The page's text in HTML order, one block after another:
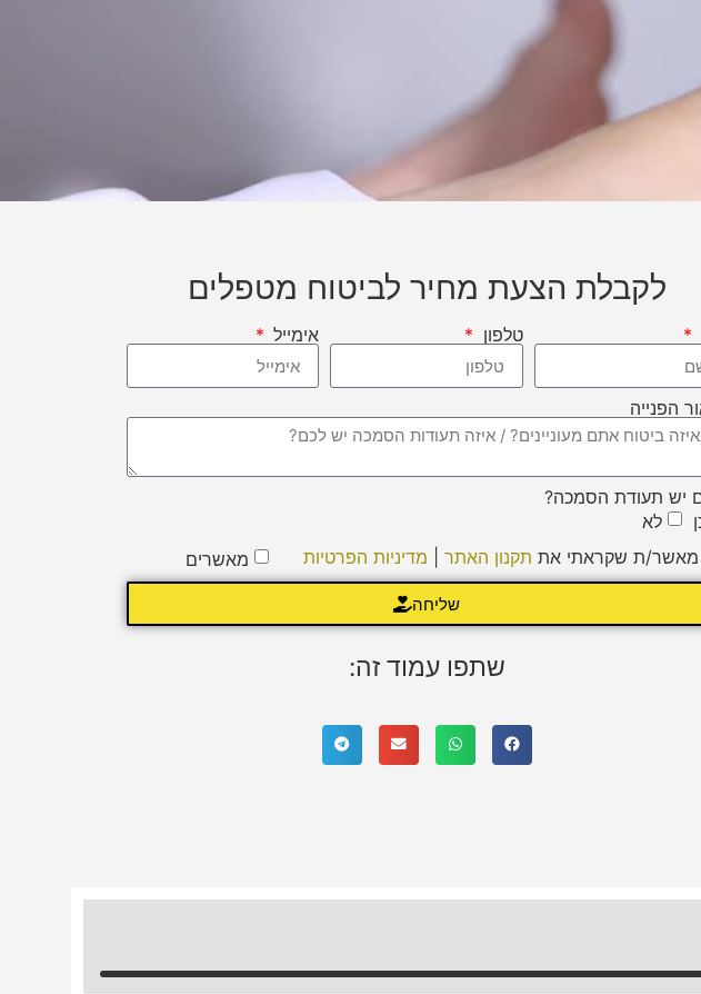
לקבלת הצעת מחיר לביטוח מטפלים
טלפון אימייל
הפנייה
יש תעודת הסמכה?
לא
מאשר/ת שקראתי את תקנון האתר מדיניות הפרטיות מאשרים
שליחה
שתפו עמוד זה: